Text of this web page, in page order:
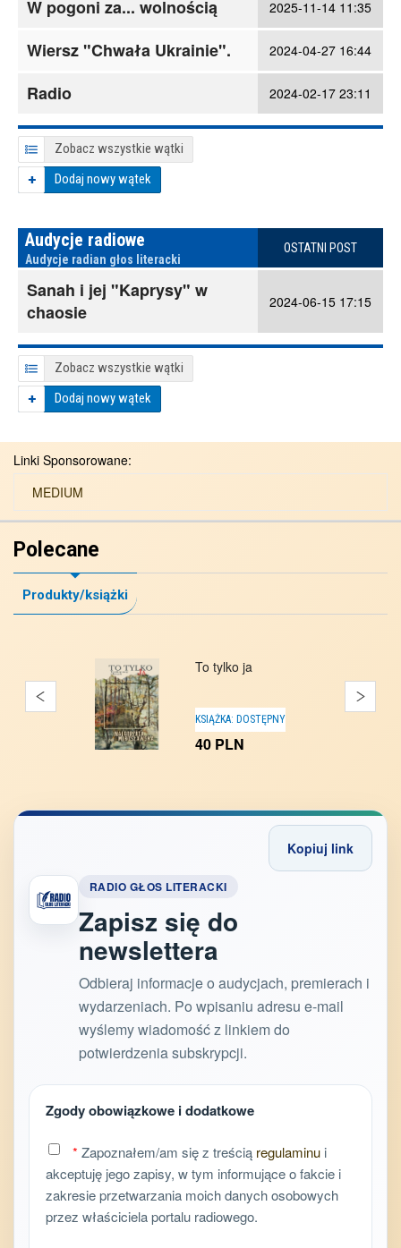
W pogoni za... wolnością 2025-11-14 11:35
Wiersz "Chwała Ukrainie". 2024-04-27 16:44
Radio 2024-02-17 23:11
Zobacz wszystkie wątki
Dodaj nowy wątek
Audycje radiowe
Audycje radian głos literacki
OSTATNI POST
Sanah i jej "Kaprysy" w
chaosie
2024-06-15 17:15
Zobacz wszystkie wątki
Dodaj nowy wątek
Linki Sponsorowane:
MEDIUM
Polecane
Produkty/książki
To tylko ja
KSIĄŻKA: DOSTĘPNY
40 PLN
Kopiuj link
RADIO GŁOS LITERACKI
Zapisz się do
newslettera
Odbieraj informacje o audycjach, premierach i
wydarzeniach. Po wpisaniu adresu e-mail
wyślemy wiadomość z linkiem do
potwierdzenia subskrypcji.
Zgody obowiązkowe i dodatkowe
* Zapoznałem/am się z treścią regulaminu i
akceptuję jego zapisy, w tym informujące o fakcie i
zakresie przetwarzania moich danych osobowych
przez właściciela portalu radiowego.